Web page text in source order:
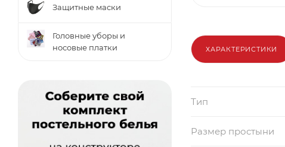
ХАРАКТЕРИСТИКИ
Тип
Размер простыни
Защитные маски
Головные уборы и
носовые платки